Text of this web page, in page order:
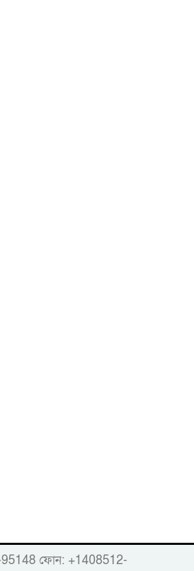
95148 ফোন: +1408512-